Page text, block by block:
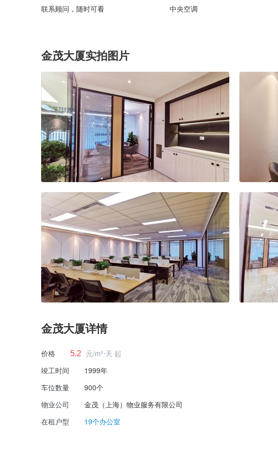
联系顾问，随时可看
中央空调
金茂大厦实拍图片
金茂大厦详情
价格 5.2
元/m²⋅天 起
竣工时间
1999年
车位数量
900个
物业公司
金茂（上海）物业服务有限公司
在租户型
19个办公室